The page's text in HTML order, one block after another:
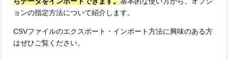
ョンの指定方法について紹介します。
CSVファイルのエクスポート・インポート方法に興味のある方
はぜひご覧ください。